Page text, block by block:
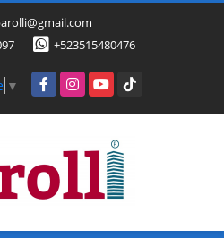
+523515480476
▼ FacebookInstagramYouTubeTikTok